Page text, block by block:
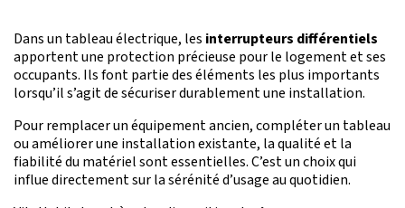
Dans un tableau électrique, les interrupteurs différentiels
apportent une protection précieuse pour le logement et ses
occupants. Ils font partie des éléments les plus importants
lorsqu’il s’agit de sécuriser durablement une installation.
Pour remplacer un équipement ancien, compléter un tableau
ou améliorer une installation existante, la qualité et la
fiabilité du matériel sont essentielles. C’est un choix qui
influe directement sur la sérénité d’usage au quotidien.